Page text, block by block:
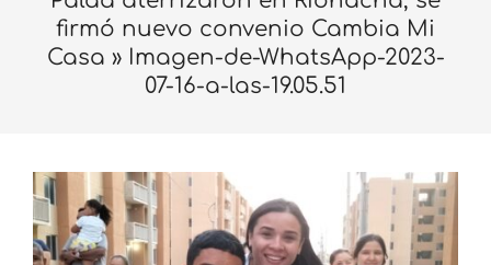
firmó nuevo convenio Cambia Mi
Casa » Imagen-de-WhatsApp-2023-
07-16-a-las-19.05.51